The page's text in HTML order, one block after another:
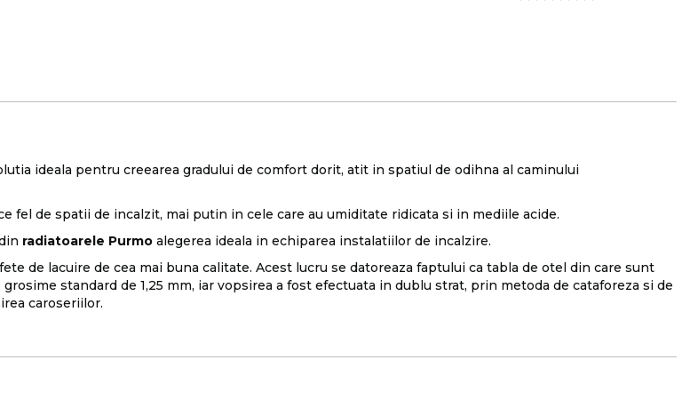
ideala pentru creearea gradului de comfort dorit, atit in spatiul de odihna al caminului
fel de spatii de incalzit, mai putin in cele care au umiditate ridicata si in mediile acide.
radiatoarele Purmo alegerea ideala in echiparea instalatiilor de incalzire.
de lacuire de cea mai buna calitate. Acest lucru se datoreaza faptului ca tabla de otel din care sunt
standard de 1,25 mm, iar vopsirea a fost efectuata in dublu strat, prin metoda de cataforeza si de
caroseriilor.